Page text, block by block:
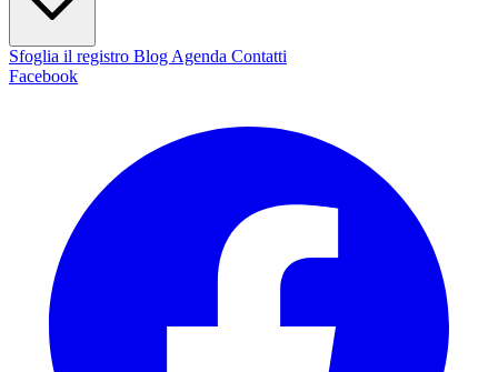
Sfoglia il registro Blog Agenda Contatti
Facebook